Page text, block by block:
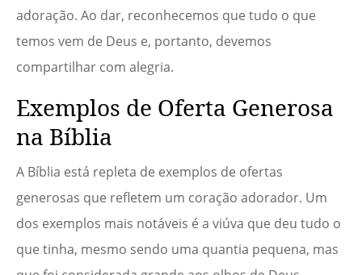
adoração. Ao dar, reconhecemos que tudo o que
temos vem de Deus e, portanto, devemos
compartilhar com alegria.
Exemplos de Oferta Generosa
na Bíblia
A Bíblia está repleta de exemplos de ofertas
generosas que refletem um coração adorador. Um
dos exemplos mais notáveis é a viúva que deu tudo o
que tinha, mesmo sendo uma quantia pequena, mas